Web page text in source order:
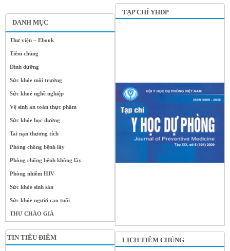
DANH MỤC
Thư viện – Ebook
Tiêm chủng
Dinh dưỡng
Sức khỏe môi trường
Sức khoẻ nghề nghiệp
Vệ sinh an toàn thực phẩm
Sức khỏe học đường
Tai nạn thương tích
Phòng chống bệnh lây
Phòng chống bệnh không lây
Phòng nhiễm HIV
Sức khỏe sinh sản
Sức khỏe người cao tuổi
THƯ CHÀO GIÁ
TIN TIÊU ĐIỂM
TẠP CHÍ YHDP
LỊCH TIÊM CHỦNG